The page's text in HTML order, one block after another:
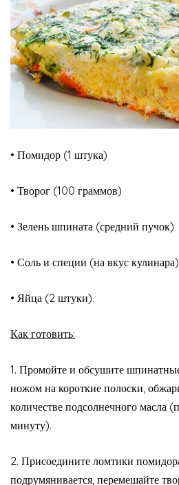
• Помидор (1 штука)
• Творог (100 граммов)
• Зелень шпината (средний пучок)
• Соль и специи (на вкус кулинара)
• Яйца (2 штуки).
Как готовить:
1. Промойте и обсушите
ножом на короткие полоски,
количестве подсолнечного масла
минуту).
2. Присоедините ломтики
подрумянивается, перемешайте